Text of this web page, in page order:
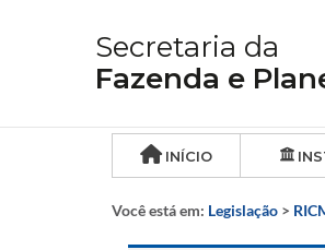
Secretaria da
Fazenda e
INÍCIO
Você está em: Legislação >